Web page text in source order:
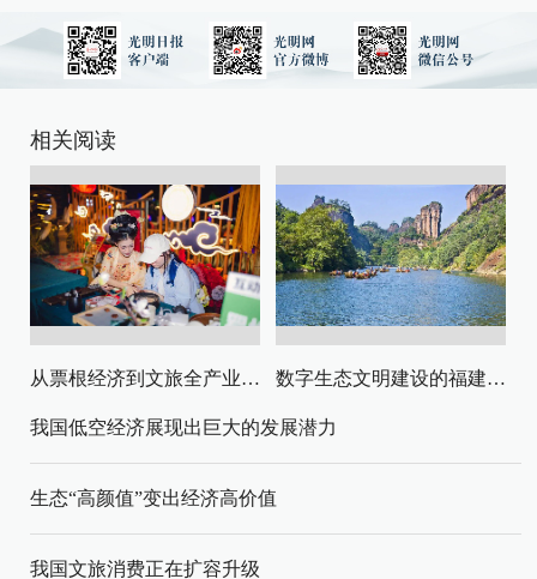
相关阅读
从票根经济到文旅全产业链升级 数字生态文明建设的福建路径与启示
我国低空经济展现出巨大的发展潜力
生态“高颜值”变出经济高价值
我国文旅消费正在扩容升级